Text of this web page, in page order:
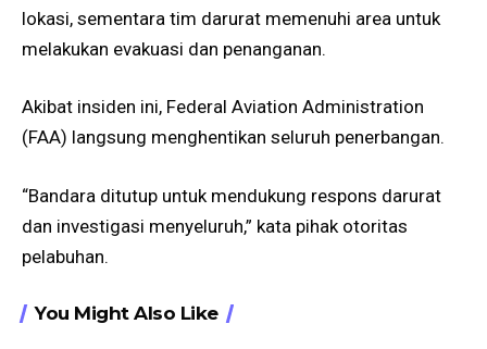
lokasi, sementara tim darurat memenuhi area untuk
melakukan evakuasi dan penanganan.
Akibat insiden ini, Federal Aviation Administration
(FAA) langsung menghentikan seluruh penerbangan.
“Bandara ditutup untuk mendukung respons darurat
dan investigasi menyeluruh,” kata pihak otoritas
pelabuhan.
You Might Also Like